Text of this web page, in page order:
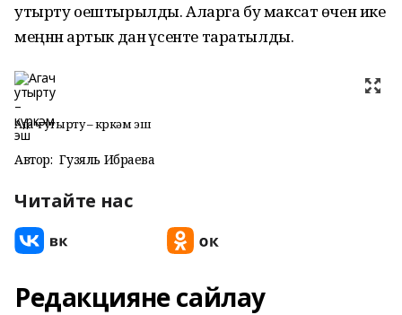
утырту оештырылды. Аларга бу максат өчен ике
меңнән артык данә үсенте таратылды.
Агач утырту – күркәм эш
Автор: Гузяль Ибраева
Читайте нас
Редакцияне сайлау